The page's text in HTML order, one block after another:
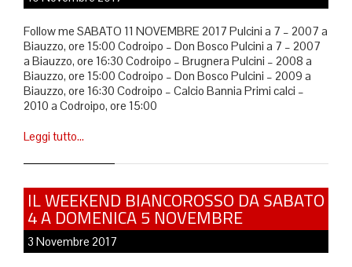
Follow me SABATO 11 NOVEMBRE 2017 Pulcini a 7 – 2007 a
Biauzzo, ore 15:00 Codroipo – Don Bosco Pulcini a 7 – 2007
a Biauzzo, ore 16:30 Codroipo – Brugnera Pulcini – 2008 a
Biauzzo, ore 15:00 Codroipo – Don Bosco Pulcini – 2009 a
Biauzzo, ore 16:30 Codroipo – Calcio Bannia Primi calci –
2010 a Codroipo, ore 15:00
Leggi tutto…
IL WEEKEND BIANCOROSSO DA SABATO
4 A DOMENICA 5 NOVEMBRE
3 Novembre 2017